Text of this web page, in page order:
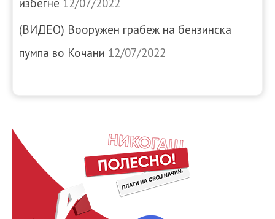
избегне 12/07/2022
(ВИДЕО) Вооружен грабеж на бензинска
пумпа во Кочани 12/07/2022